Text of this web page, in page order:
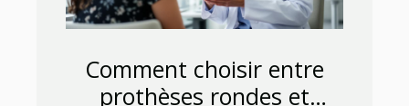
Comment choisir entre
prothèses rondes et